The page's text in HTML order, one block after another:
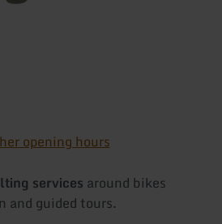
opening hours
services around bikes
guided tours.